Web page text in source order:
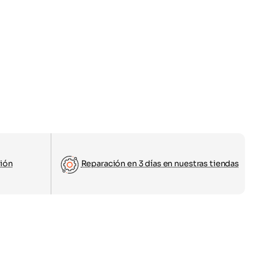
Reparación en 3 días en nuestras tiendas